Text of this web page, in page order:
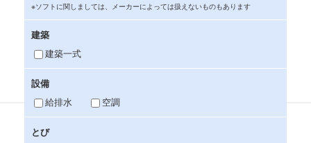
※ソフトに関しましては、メーカーによっては扱えないものもあります
建築
建築一式
設備
給排水
空調
とび